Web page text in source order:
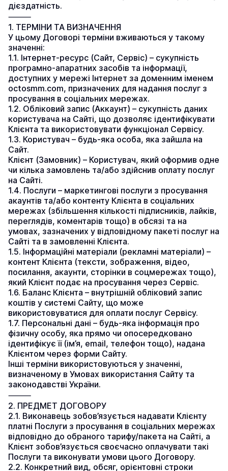
дієздатність.
⸻
1. ТЕРМІНИ ТА ВИЗНАЧЕННЯ
У цьому Договорі терміни вживаються у такому
значенні:
1.1. Інтернет-ресурс (Сайт, Сервіс) – сукупність
програмно-апаратних засобів та інформації,
доступних у мережі Інтернет за доменним іменем
octosmm.com, призначених для надання послуг з
просування в соціальних мережах.
1.2. Обліковий запис (Аккаунт) – сукупність даних
користувача на Сайті, що дозволяє ідентифікувати
Клієнта та використовувати функціонал Сервісу.
1.3. Користувач – будь-яка особа, яка зайшла на
Сайт.
Клієнт (Замовник) – Користувач, який оформив одне
чи кілька замовлень та/або здійснив оплату послуг
на Сайті.
1.4. Послуги – маркетингові послуги з просування
акаунтів та/або контенту Клієнта в соціальних
мережах (збільшення кількості підписників, лайків,
переглядів, коментарів тощо) в обсязі та на
умовах, зазначених у відповідному пакеті послуг на
Сайті та в замовленні Клієнта.
1.5. Інформаційні матеріали (рекламні матеріали) –
контент Клієнта (тексти, зображення, відео,
посилання, акаунти, сторінки в соцмережах тощо),
який Клієнт подає на просування через Сервіс.
1.6. Баланс Клієнта – внутрішній обліковий запис
коштів у системі Сайту, що може
використовуватися для оплати послуг Сервісу.
1.7. Персональні дані – будь-яка інформація про
фізичну особу, яка прямо чи опосередковано
ідентифікує її (ім’я, email, телефон тощо), надана
Клієнтом через форми Сайту.
Інші терміни використовуються у значенні,
визначеному в Умовах використання Сайту та
законодавстві України.
⸻
2. ПРЕДМЕТ ДОГОВОРУ
2.1. Виконавець зобов’язується надавати Клієнту
платні Послуги з просування в соціальних мережах
відповідно до обраного тарифу/пакета на Сайті, а
Клієнт зобов’язується своєчасно оплачувати такі
Послуги та виконувати умови цього Договору.
2.2. Конкретний вид, обсяг, орієнтовні строки